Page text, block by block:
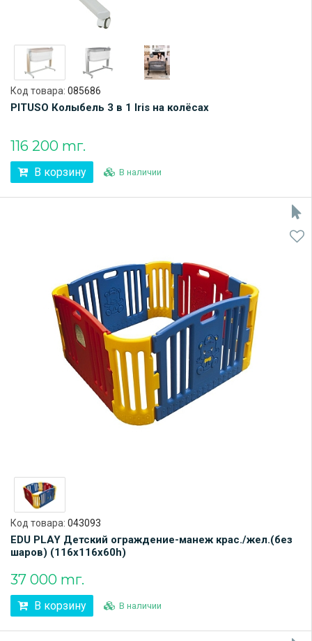
Код товара: 085686
PITUSO Колыбель 3 в 1 Iris на колёсах
116 200 тг.
В корзину В наличии
Код товара: 043093
EDU PLAY Детский ограждение-манеж крас./жел.(без
шаров) (116х116х60h)
37 000 тг.
В корзину В наличии